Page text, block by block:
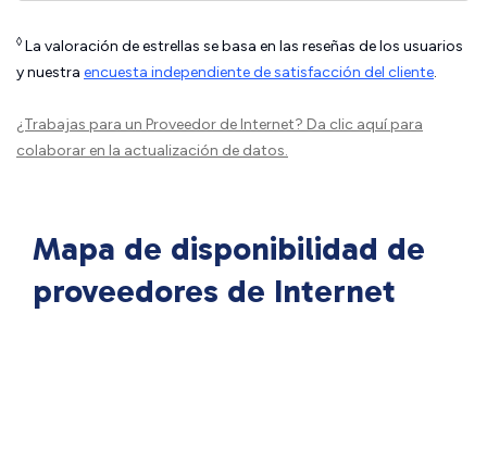
◊ La valoración de estrellas se basa en las reseñas de los usuarios
y nuestra encuesta independiente de satisfacción del cliente.
¿Trabajas para un Proveedor de Internet? Da clic aquípara
colaborar en la actualización de datos.
Mapa de disponibilidad de
proveedores de Internet